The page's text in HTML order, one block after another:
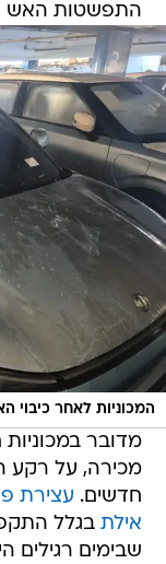
התפשטות האש
המכוניות לאחר כיבוי
מדובר
מכירה, על רקע
חדשים. עצירת
אילת בגלל
שבימים רגילים